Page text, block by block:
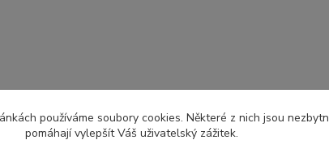
používáme soubory cookies. Některé z nich jsou
pomáhají vylepšít Váš uživatelský zážitek.